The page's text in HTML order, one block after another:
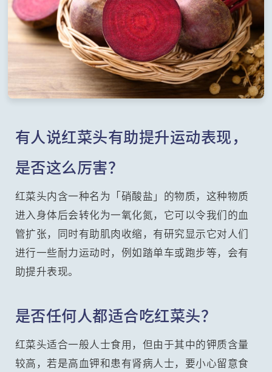
有人说红菜头有助提升运动表现，
是否这么厉害？
红菜头内含一种名为「硝酸盐」的物质，这种物质
进入身体后会转化为一氧化氮，它可以令我们的血
管扩张，同时有助肌肉收缩，有研究显示它对人们
进行一些耐力运动时，例如踏单车或跑步等，会有
助提升表现。
是否任何人都适合吃红菜头？
红菜头适合一般人士食用，但由于其中的钾质含量
较高，若是高血钾和患有肾病人士，要小心留意食